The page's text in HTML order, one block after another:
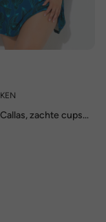
zachte cups,